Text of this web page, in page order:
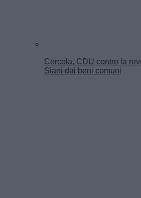
Cercola, CDU contro la
Siani dai beni comuni